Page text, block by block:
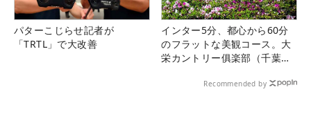
パターこじらせ記者が
「TRTL」で大改善
インター5分、都心から60分
のフラットな美観コース。大
栄カントリー俱楽部（千葉
Recommended by